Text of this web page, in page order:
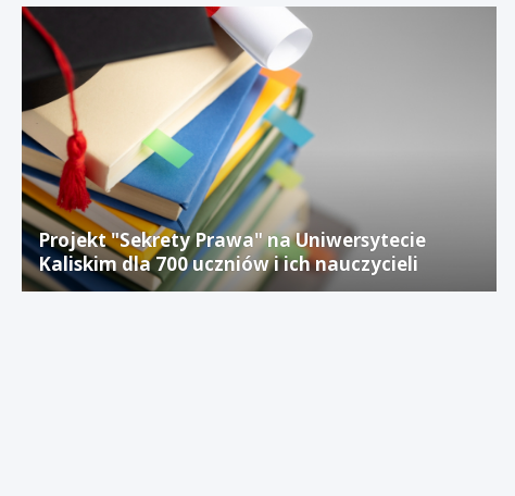
Projekt "Sekrety Prawa" na Uniwersytecie
Kaliskim dla 700 uczniów i ich nauczycieli